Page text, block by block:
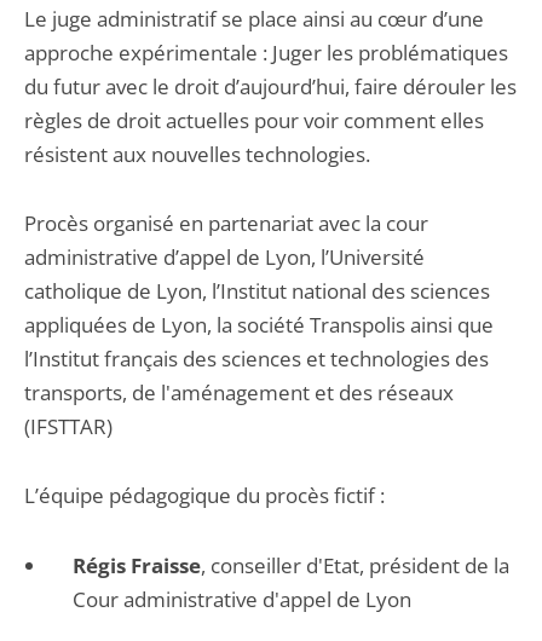
Le juge administratif se place ainsi au cœur d’une
approche expérimentale : Juger les problématiques
du futur avec le droit d’aujourd’hui, faire dérouler les
règles de droit actuelles pour voir comment elles
résistent aux nouvelles technologies.
Procès organisé en partenariat avec la cour
administrative d’appel de Lyon, l’Université
catholique de Lyon, l’Institut national des sciences
appliquées de Lyon, la société Transpolis ainsi que
l’Institut français des sciences et technologies des
transports, de l'aménagement et des réseaux
(IFSTTAR)
L’équipe pédagogique du procès fictif :
Régis Fraisse, conseiller d'Etat, président de la
Cour administrative d'appel de Lyon